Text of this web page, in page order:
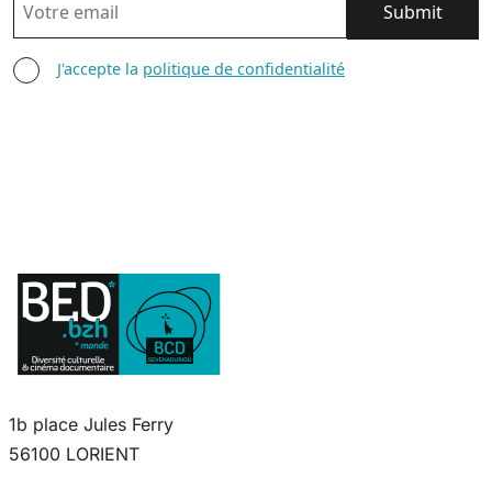
AGREE TERMS
J'accepte la politique de confidentialité
1b place Jules Ferry
56100 LORIENT